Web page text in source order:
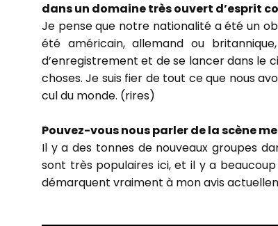
dans un domaine très ouvert d’esprit
Je pense que notre nationalité a été un
été américain, allemand ou
d’enregistrement et de se lancer dans le
choses. Je suis fier de tout ce que nous
cul du monde. (rires)
Pouvez-vous nous parler de la scène
Il y a des tonnes de nouveaux groupes
sont très populaires ici, et il y a
démarquent vraiment à mon avis